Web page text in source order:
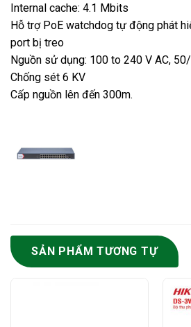
Internal cache: 4.1 Mbits
Hỗ trợ PoE watchdog tự động phát
port bị treo
Nguồn sử dụng: 100 to 240 V AC,
Chống sét 6 KV
Cấp nguồn lên đến 300m.
SẢN PHẨM TƯƠNG TỰ